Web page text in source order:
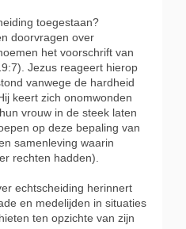
toegestaan?
doorvragen over
het voorschrift van
Jezus reageert hierop
vanwege de hardheid
keert zich onomwonden
vrouw in de steek laten
op deze bepaling van
samenleving waarin
rechten hadden).
echtscheiding herinnert
en medelijden in situaties
ten opzichte van zijn